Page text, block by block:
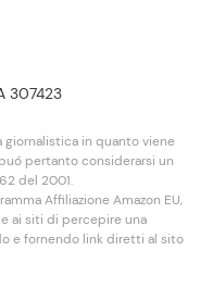
307423
in quanto viene
pertanto considerarsi un
del 2001.
Affiliazione Amazon EU,
ai siti di percepire una
e fornendo link diretti al sito